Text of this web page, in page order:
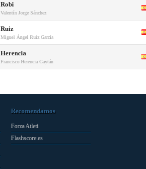
Robi
Valentín Jorge Sánchez
Ruiz
Miguel Ángel Ruiz García
Herencia
Francisco Herencia Gaytán
Recomendamos
Forza Atleti
Flashscore.es